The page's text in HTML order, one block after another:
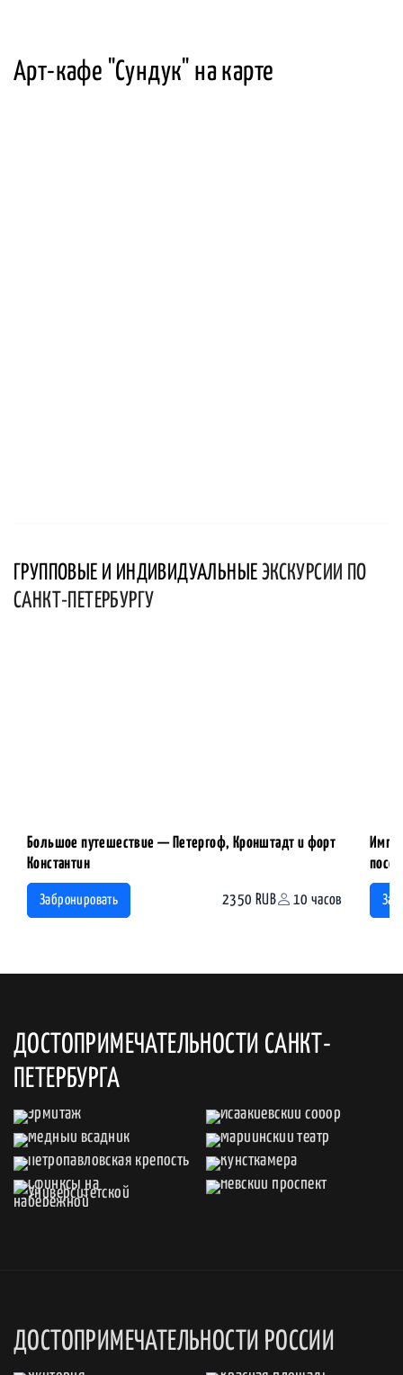
Арт-кафе "Сундук" на карте
ГРУППОВЫЕ И ИНДИВИДУАЛЬНЫЕ ЭКСКУРСИИ ПО
САНКТ-ПЕТЕРБУРГУ
Большое путешествие — Петергоф, Кронштадт и форт
Константин
Забронировать 2350 RUB 10 часов
ДОСТОПРИМЕЧАТЕЛЬНОСТИ САНКТ-
ПЕТЕРБУРГА
ДОСТОПРИМЕЧАТЕЛЬНОСТИ РОССИИ